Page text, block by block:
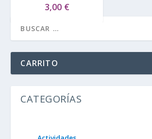
3,00 €
CARRITO
CATEGORÍAS